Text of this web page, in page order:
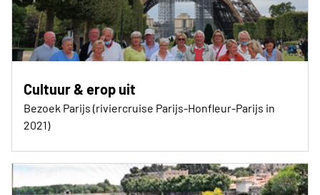
Cultuur & erop uit
Bezoek Parijs (riviercruise Parijs-Honfleur-Parijs in
2021)